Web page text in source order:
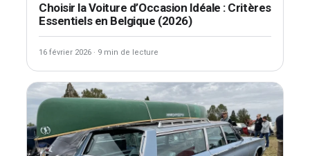
Choisir la Voiture d’Occasion Idéale : Critères
Essentiels en Belgique (2026)
16 février 2026 · 9 min de lecture